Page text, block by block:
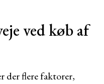
ved køb af
der flere faktorer,